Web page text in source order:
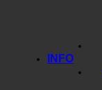
INFO